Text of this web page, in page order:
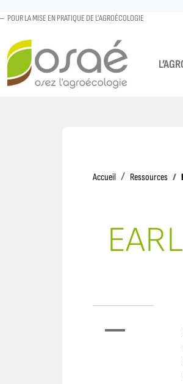
POUR LA MISE EN PRATIQUE DE L'AGROÉCOLOGIE
Accueil AccueilRessources